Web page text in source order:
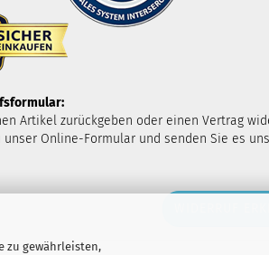
zu gewährleisten,
Artikel zurückgeben oder einen Vertrag
unser Online-Formular und senden Sie es